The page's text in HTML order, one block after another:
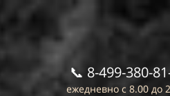
📞 8-499-380-
ежедневно с 8.00 до